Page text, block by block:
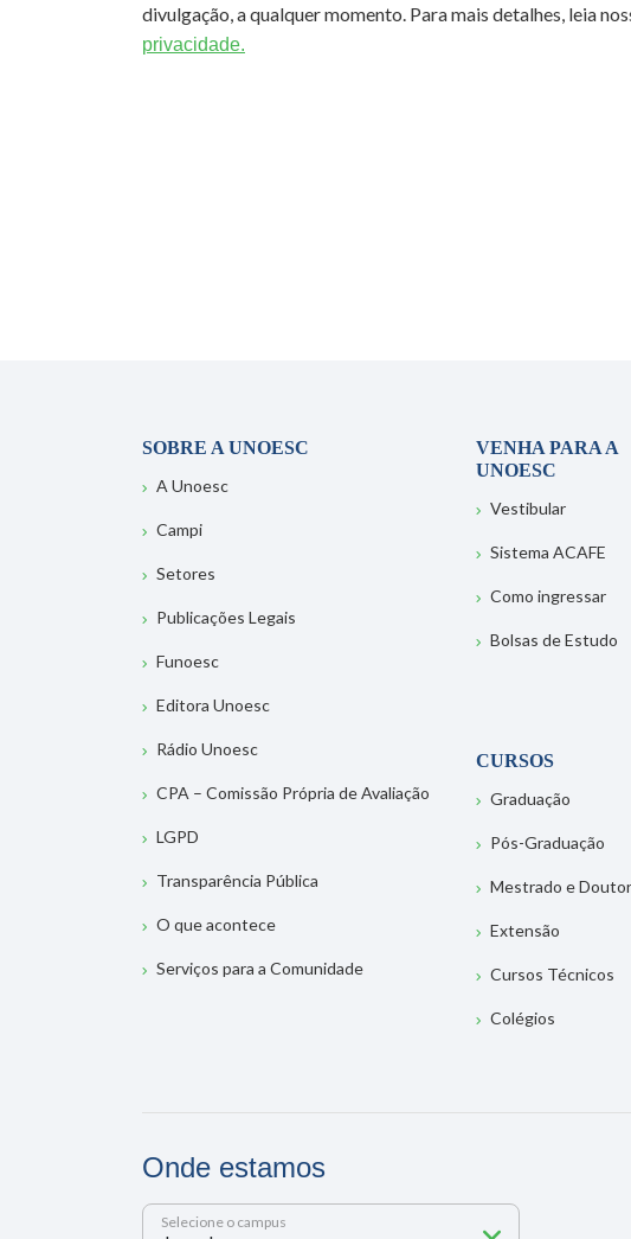
divulgação, a qualquer momento. Para mais detalhes, leia
privacidade.
SOBRE A UNOESC
A Unoesc
Campi
Setores
Publicações Legais
Funoesc
Editora Unoesc
Rádio Unoesc
CPA – Comissão Própria de Avaliação
LGPD
Transparência Pública
O que acontece
Serviços para a Comunidade
VENHA PARA A
UNOESC
Vestibular
Sistema ACAFE
Como ingressar
Bolsas de Estudo
CURSOS
Graduação
Pós-Graduação
Mestrado e
Extensão
Cursos Técnicos
Colégios
Onde estamos
Selecione o campus